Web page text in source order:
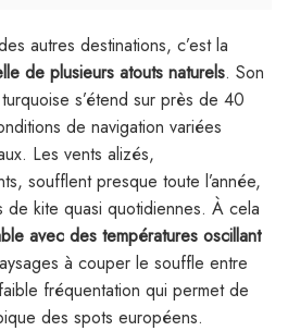
autres destinations, c’est la
de plusieurs atouts naturels. Son
s’étend sur près de 40
de navigation variées
Les vents alizés,
soufflent presque toute l’année,
de kite quasi quotidiennes. À cela
avec des températures oscillant
à couper le souffle entre
fréquentation qui permet de
des spots européens.